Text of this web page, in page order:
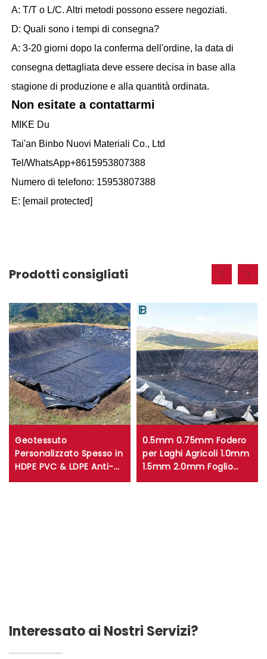
A: T/T o L/C. Altri metodi possono essere negoziati.
D: Quali sono i tempi di consegna?
A: 3-20 giorni dopo la conferma dell'ordine, la data di
consegna dettagliata deve essere decisa in base alla
stagione di produzione e alla quantità ordinata.
Non esitate a contattarmi
MIKE Du
Tai'an Binbo Nuovi Materiali Co., Ltd
Tel/WhatsApp+8615953807388
Numero di telefono: 15953807388
E: [email protected]
Prodotti consigliati
Geotessuto
Personalizzato Spesso in
HDPE PVC & LDPE Anti-
UV per Vasche di
0.5mm 0.75mm Fodero
per Laghi Agricoli 1.0mm
1.5mm 2.0mm Foglio
Geosintetico HDPE per
Interessato ai Nostri Servizi?